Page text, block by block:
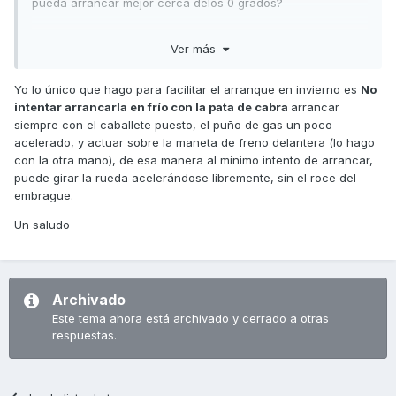
pueda arrancar mejor cerca delos 0 grados?
Ver más
Yo lo único que hago para facilitar el arranque en invierno es No
intentar arrancarla en frío con la pata de cabra arrancar
siempre con el caballete puesto, el puño de gas un poco
acelerado, y actuar sobre la maneta de freno delantera (lo hago
con la otra mano), de esa manera al mínimo intento de arrancar,
puede girar la rueda acelerándose libremente, sin el roce del
embrague.
Un saludo
Archivado
Este tema ahora está archivado y cerrado a otras
respuestas.